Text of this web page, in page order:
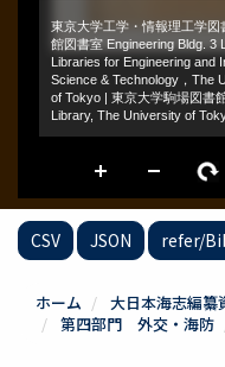
CSV JSON refer/
ホーム 大日本海志編纂
第四部門 外交・海防